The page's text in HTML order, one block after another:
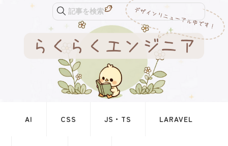
記事を検索
AI CSS JS・TS LARAVEL